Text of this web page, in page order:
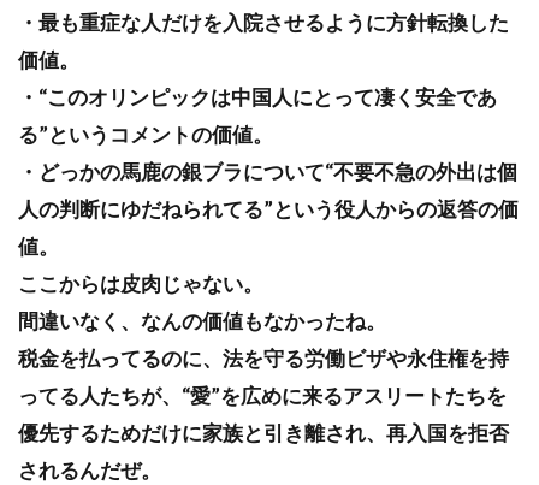
・最も重症な人だけを入院させるように方針転換した
価値。
・“このオリンピックは中国人にとって凄く安全であ
る”というコメントの価値。
・どっかの馬鹿の銀ブラについて“不要不急の外出は個
人の判断にゆだねられてる”という役人からの返答の価
値。
ここからは皮肉じゃない。
間違いなく、なんの価値もなかったね。
税金を払ってるのに、法を守る労働ビザや永住権を持
ってる人たちが、“愛”を広めに来るアスリートたちを
優先するためだけに家族と引き離され、再入国を拒否
されるんだぜ。